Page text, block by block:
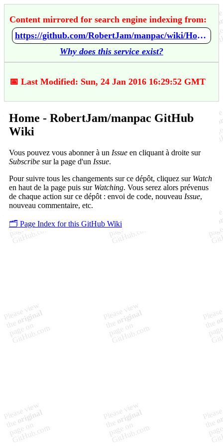
Content mirrored for search engine indexing from:
https://github.com/RobertJam/manpac/wiki/Home
Why does this service exist?
📅 Last Modified: Sun, 24 Jan 2016 16:29:52 GMT
Home - RobertJam/manpac GitHub
Wiki
Vous pouvez vous abonner à un Issue en cliquant à droite sur
Subscribe sur la page d'un Issue.
Pour suivre tous les changements sur ce dépôt, cliquez sur Watch
en haut de la page puis sur Watching. Vous serez alors prévenus
de chaque action sur ce dépôt : envoi de code, nouveau Issue,
nouveau commentaire, etc.
🗂️ Page Index for this GitHub Wiki